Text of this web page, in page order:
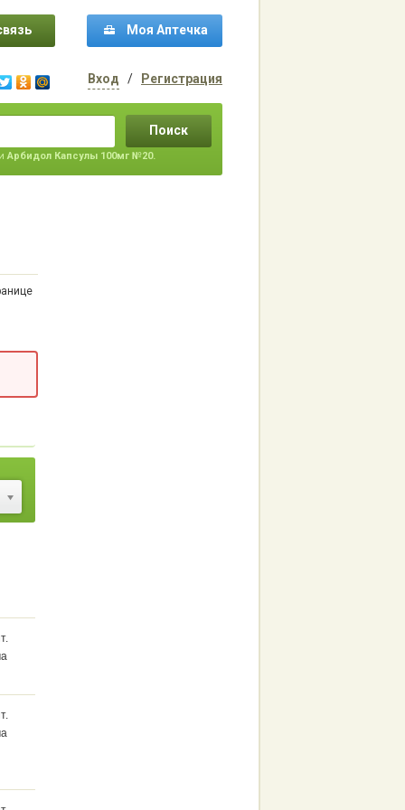
Моя Аптечка
Вход / Регистрация
Поиск
Арбидол Капсулы 100мг №20.